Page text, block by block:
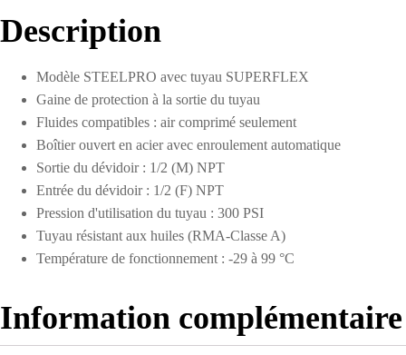
Description
Modèle STEELPRO avec tuyau SUPERFLEX
Gaine de protection à la sortie du tuyau
Fluides compatibles : air comprimé seulement
Boîtier ouvert en acier avec enroulement automatique
Sortie du dévidoir : 1/2 (M) NPT
Entrée du dévidoir : 1/2 (F) NPT
Pression d'utilisation du tuyau : 300 PSI
Tuyau résistant aux huiles (RMA-Classe A)
Température de fonctionnement : -29 à 99 °C
Information complémentaire